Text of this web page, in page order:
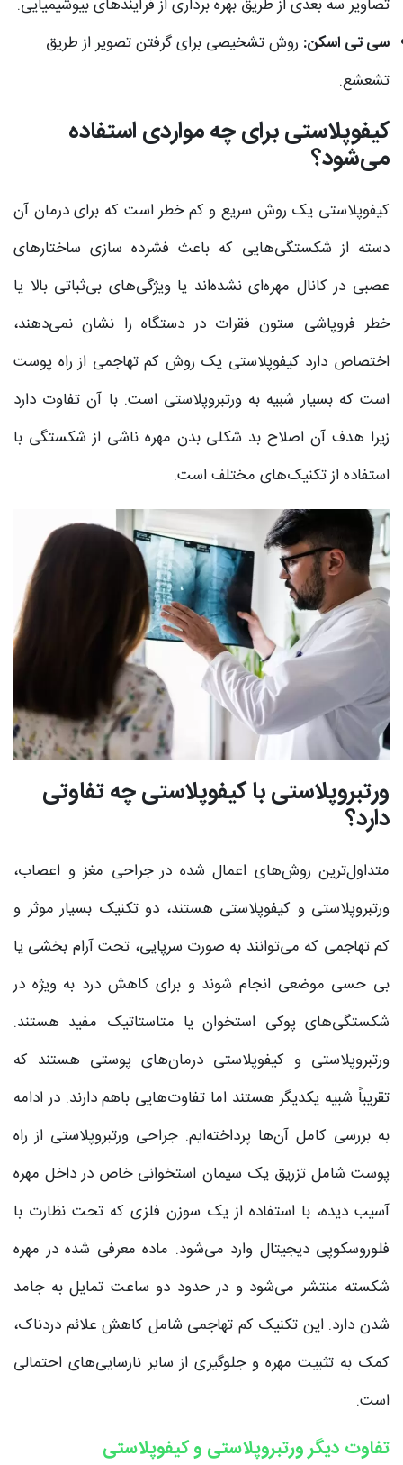
سی تی اسکن: روش تشخیصی برای گرفتن تصویر از طریق
تشعشع.
کیفوپلاستی برای چه مواردی استفاده
می‌شود؟
کیفوپلاستی یک روش سریع و کم خطر است که برای درمان آن
دسته از شکستگی‌هایی که باعث فشرده ‌سازی ساختارهای
عصبی در کانال مهره‌ای نشده‌اند یا ویژگی‌های بی‌ثباتی بالا یا
خطر فروپاشی ستون فقرات در دستگاه را نشان نمی‌دهند،
اختصاص دارد کیفوپلاستی یک روش کم تهاجمی از راه پوست
است که بسیار شبیه به ورتبروپلاستی است. با آن تفاوت دارد
زیرا هدف آن اصلاح بد شکلی بدن مهره ناشی از شکستگی با
استفاده از تکنیک‌های مختلف است.
ورتبروپلاستی با کیفوپلاستی چه تفاوتی
دارد؟
متداول‌ترین روش‌های اعمال شده در جراحی مغز و اعصاب،
ورتبروپلاستی و کیفوپلاستی هستند، دو تکنیک بسیار موثر و
کم تهاجمی که می‌توانند به صورت سرپایی، تحت آرام‌ بخشی یا
بی‌ حسی موضعی انجام شوند و برای کاهش درد به‌ ویژه در
شکستگی‌های پوکی استخوان یا متاستاتیک مفید هستند.
ورتبروپلاستی و کیفوپلاستی درمان‌های پوستی هستند که
تقریباً شبیه یکدیگر هستند اما تفاوت‌هایی باهم دارند. در ادامه
به بررسی کامل آن‌ها پرداخته‌ایم. جراحی ورتبروپلاستی از راه
پوست شامل تزریق یک سیمان استخوانی خاص در داخل مهره
آسیب دیده، با استفاده از یک سوزن فلزی که تحت نظارت با
فلوروسکوپی دیجیتال وارد می‌شود. ماده معرفی شده در مهره
شکسته منتشر می‌شود و در حدود دو ساعت تمایل به جامد
شدن دارد. این تکنیک کم تهاجمی شامل کاهش علائم دردناک،
کمک به تثبیت مهره و جلوگیری از سایر نارسایی‌های احتمالی
است.
تفاوت دیگر ورتبروپلاستی و کیفوپلاستی